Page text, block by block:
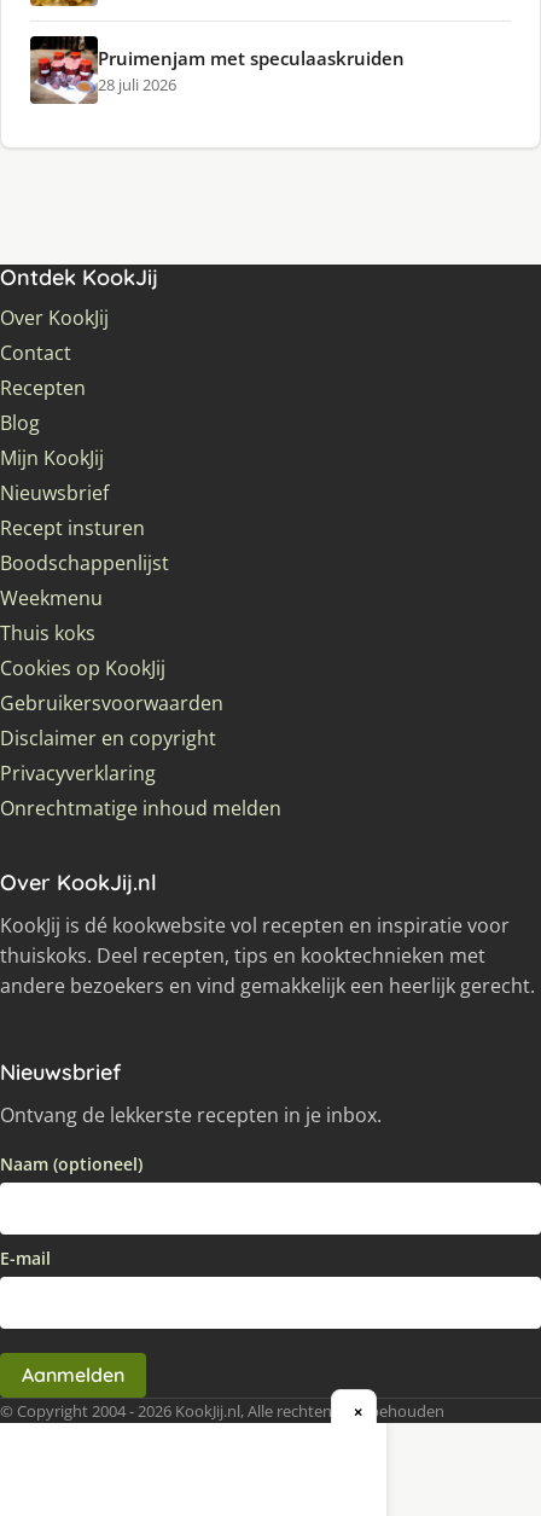
Pruimenjam met speculaaskruiden
28 juli 2026
Ontdek KookJij
Over KookJij
Contact
Recepten
Blog
Mijn KookJij
Nieuwsbrief
Recept insturen
Boodschappenlijst
Weekmenu
Thuis koks
Cookies op KookJij
Gebruikersvoorwaarden
Disclaimer en copyright
Privacyverklaring
Onrechtmatige inhoud melden
Over KookJij.nl
KookJij is dé kookwebsite vol recepten en inspiratie voor
thuiskoks. Deel recepten, tips en kooktechnieken met
andere bezoekers en vind gemakkelijk een heerlijk gerecht.
Nieuwsbrief
Ontvang de lekkerste recepten in je inbox.
Naam (optioneel)
E-mail
Aanmelden
© Copyright 2004 - 2026 KookJij.nl, Alle rechten voorbehouden
×